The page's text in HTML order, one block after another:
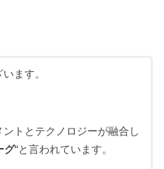
ます。
ントとテクノロジーが融合し
グ“と言われています。